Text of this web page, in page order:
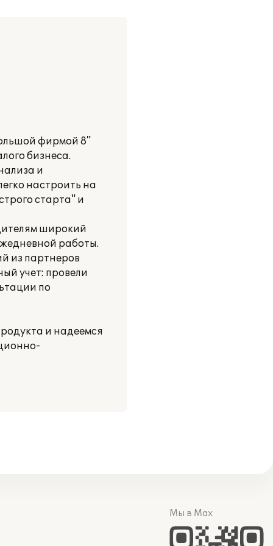
фирмой 8"
бизнеса.
и
настроить на
старта" и
широкий
работы.
из партнеров
учет: провели
по
и надеемся
Мы в Max